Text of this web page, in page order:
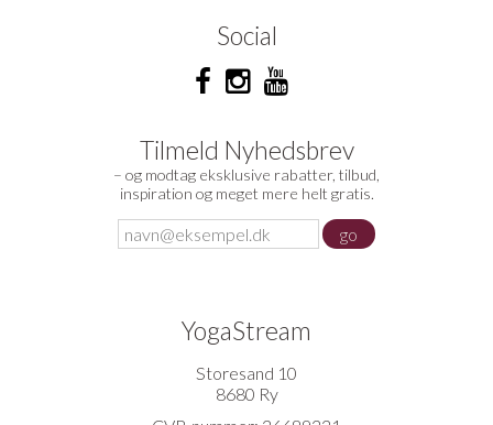
Social
Tilmeld Nyhedsbrev
– og modtag eksklusive rabatter, tilbud,
inspiration og meget mere helt gratis.
YogaStream
Storesand 10
8680 Ry